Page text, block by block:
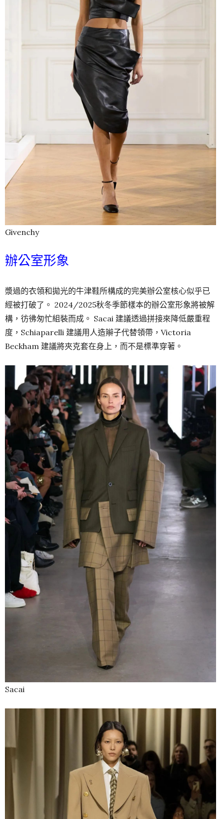
Givenchy
辦公室形象
漿過的衣領和拋光的牛津鞋所構成的完美辦公室核心似乎已
經被打破了。 2024/2025秋冬季節樣本的辦公室形象將被解
構，彷彿匆忙組裝而成。 Sacai 建議透過拼接來降低嚴重程
度，Schiaparelli 建議用人造辮子代替領帶，Victoria
Beckham 建議將夾克套在身上，而不是標準穿著。
Sacai